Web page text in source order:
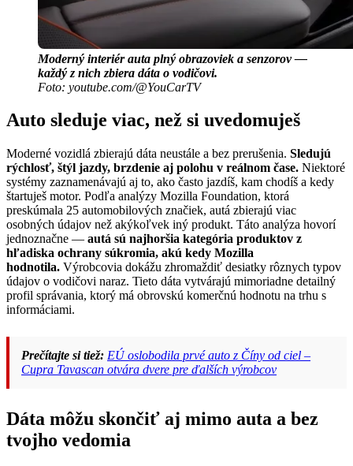
Moderný interiér auta plný obrazoviek a senzorov —
každý z nich zbiera dáta o vodičovi.
Foto: youtube.com/@YouCarTV
Auto sleduje viac, než si uvedomuješ
Moderné vozidlá zbierajú dáta neustále a bez prerušenia. Sledujú
rýchlosť, štýl jazdy, brzdenie aj polohu v reálnom čase. Niektoré
systémy zaznamenávajú aj to, ako často jazdíš, kam chodíš a kedy
štartuješ motor. Podľa analýzy Mozilla Foundation, ktorá
preskúmala 25 automobilových značiek, autá zbierajú viac
osobných údajov než akýkoľvek iný produkt. Táto analýza hovorí
jednoznačne — autá sú najhoršia kategória produktov z
hľadiska ochrany súkromia, akú kedy Mozilla
hodnotila. Výrobcovia dokážu zhromaždiť desiatky rôznych typov
údajov o vodičovi naraz. Tieto dáta vytvárajú mimoriadne detailný
profil správania, ktorý má obrovskú komerčnú hodnotu na trhu s
informáciami.
Prečítajte si tiež: EÚ oslobodila prvé auto z Číny od ciel –
Cupra Tavascan otvára dvere pre ďalších výrobcov
Dáta môžu skončiť aj mimo auta a bez
tvojho vedomia